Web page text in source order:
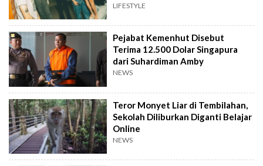
LIFESTYLE
Pejabat Kemenhut Disebut
Terima 12.500 Dolar Singapura
dari Suhardiman Amby
NEWS
Teror Monyet Liar di Tembilahan,
Sekolah Diliburkan Diganti Belajar
Online
NEWS